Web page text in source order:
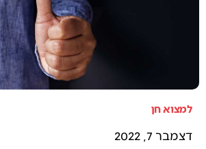
למצוא חן
דצמבר 7, 2022